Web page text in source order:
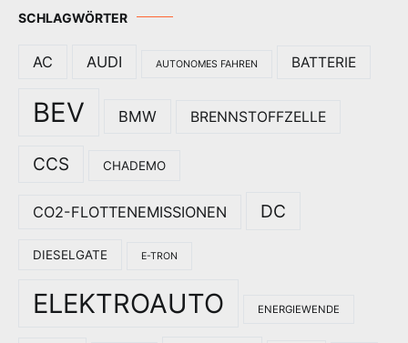
SCHLAGWÖRTER
AC AUDI AUTONOMES FAHREN BATTERIE
BEV BMW BRENNSTOFFZELLE
CCS CHADEMO
CO2-FLOTTENEMISSIONEN DC
DIESELGATE E-TRON
ELEKTROAUTO ENERGIEWENDE